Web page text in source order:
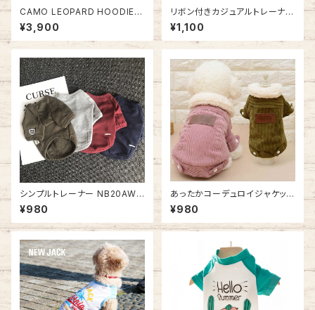
CAMO LEOPARD HOODIE N
J20AW0302
¥3,900
リボン付きカジュアルトレーナー
NB20AW13901151
¥1,100
シンプルトレーナー NB20AW1
4202753
¥980
あったかコーデュロイジャケット
NB20AW13893750
¥980